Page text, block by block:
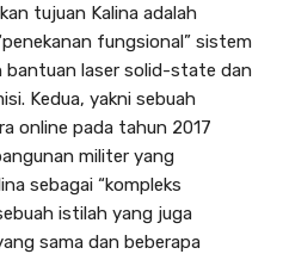
tujuan Kalina adalah
fungsional” sistem
laser solid-state dan
Kedua, yakni sebuah
online pada tahun 2017
militer yang
sebagai “kompleks
istilah yang juga
sama dan beberapa